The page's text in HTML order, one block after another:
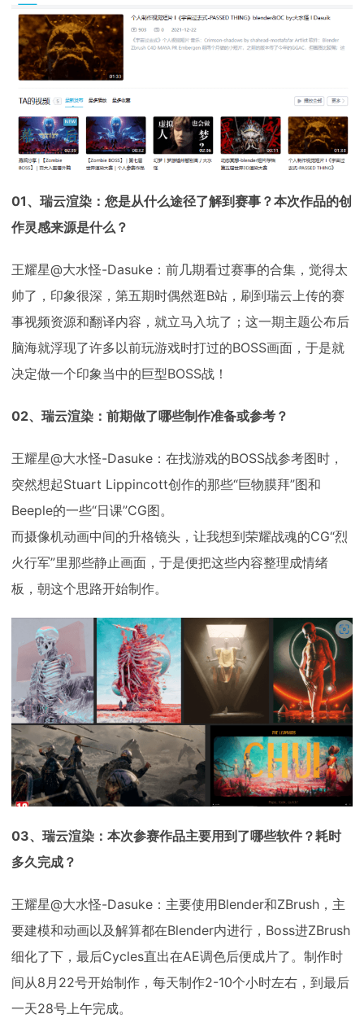
01、瑞云渲染：您是从什么途径了解到赛事？本次作品的创
作灵感来源是什么？
王耀星@大水怪-Dasuke：前几期看过赛事的合集，觉得太
帅了，印象很深，第五期时偶然逛B站，刷到瑞云上传的赛
事视频资源和翻译内容，就立马入坑了；这一期主题公布后
脑海就浮现了许多以前玩游戏时打过的BOSS画面，于是就
决定做一个印象当中的巨型BOSS战！
02、瑞云渲染：前期做了哪些制作准备或参考？
王耀星@大水怪-Dasuke：在找游戏的BOSS战参考图时，
突然想起Stuart Lippincott创作的那些“巨物膜拜”图和
Beeple的一些“日课”CG图。
而摄像机动画中间的升格镜头，让我想到荣耀战魂的CG“烈
火行军”里那些静止画面，于是便把这些内容整理成情绪
板，朝这个思路开始制作。
03、瑞云渲染：本次参赛作品主要用到了哪些软件？耗时
多久完成？
王耀星@大水怪-Dasuke：主要使用Blender和ZBrush，主
要建模和动画以及解算都在Blender内进行，Boss进ZBrush
细化了下，最后Cycles直出在AE调色后便成片了。制作时
间从8月22号开始制作，每天制作2-10个小时左右，到最后
一天28号上午完成。